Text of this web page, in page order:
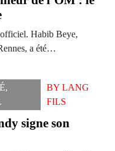
Habib Beye,
a été…
,
BYLANG
FILS
signe son